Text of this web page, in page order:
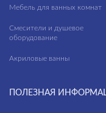
Мебель для ванных комнат
Смесители и душевое
оборудование
Акриловые ванны
ПОЛЕЗНАЯ